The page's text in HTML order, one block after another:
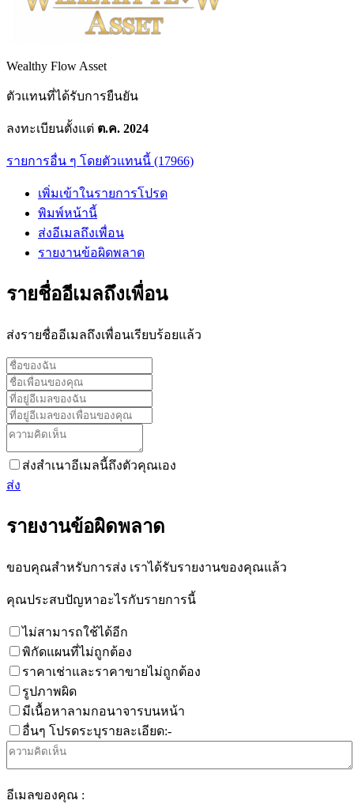
Wealthy Flow Asset
ตัวแทนที่ได้รับการยืนยัน
ลงทะเบียนตั้งแต่ ต.ค. 2024
รายการอื่น ๆ โดยตัวแทนนี้ (17966)
เพิ่มเข้าในรายการโปรด
พิมพ์หน้านี้
ส่งอีเมลถึงเพื่อน
รายงานข้อผิดพลาด
รายชื่ออีเมลถึงเพื่อน
ส่งรายชื่ออีเมลถึงเพื่อนเรียบร้อยแล้ว
ส่งสำเนาอีเมลนี้ถึงตัวคุณเอง
ส่ง
รายงานข้อผิดพลาด
ขอบคุณสำหรับการส่ง เราได้รับรายงานของคุณแล้ว
คุณประสบปัญหาอะไรกับรายการนี้
ไม่สามารถใช้ได้อีก
พิกัดแผนที่ไม่ถูกต้อง
ราคาเช่าและราคาขายไม่ถูกต้อง
รูปภาพผิด
มีเนื้อหาลามกอนาจารบนหน้า
อื่นๆ โปรดระบุรายละเอียด:-
อีเมลของคุณ :